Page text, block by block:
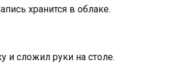
хранится в облаке.
и сложил руки на столе.